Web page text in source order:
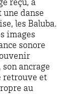
reçu, à
danse
les Baluba.
images
sonore
son ancrage
retrouve et
au